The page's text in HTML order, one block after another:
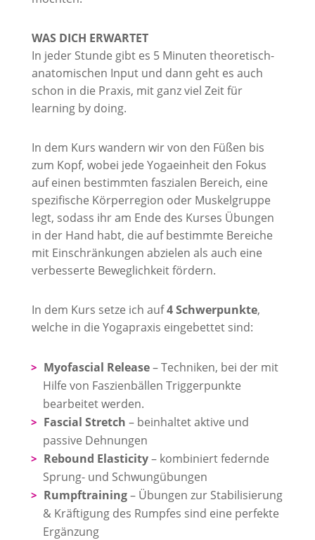
WAS DICH ERWARTET
In jeder Stunde gibt es 5 Minuten theoretisch-
anatomischen Input und dann geht es auch
schon in die Praxis, mit ganz viel Zeit für
learning by doing.
In dem Kurs wandern wir von den Füßen bis
zum Kopf, wobei jede Yogaeinheit den Fokus
auf einen bestimmten faszialen Bereich, eine
spezifische Körperregion oder Muskelgruppe
legt, sodass ihr am Ende des Kurses Übungen
in der Hand habt, die auf bestimmte Bereiche
mit Einschränkungen abzielen als auch eine
verbesserte Beweglichkeit fördern.
In dem Kurs setze ich auf4 Schwerpunkte,
welche in die Yogapraxis eingebettet sind:
Myofascial Release– Techniken, bei der mit
Hilfe von Faszienbällen Triggerpunkte
bearbeitet werden.
Fascial Stretch – beinhaltet aktive und
passive Dehnungen
Rebound Elasticity– kombiniert federnde
Sprung- und Schwungübungen
Rumpftraining– Übungen zur Stabilisierung
& Kräftigung des Rumpfes sind eine perfekte
Ergänzung